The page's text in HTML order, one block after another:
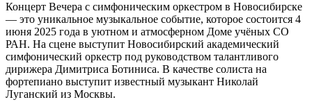
Концерт Вечера с симфоническим оркестром в Новосибирске
— это уникальное музыкальное событие, которое состоится 4
июня 2025 года в уютном и атмосферном Доме учёных СО
РАН. На сцене выступит Новосибирский академический
симфонический оркестр под руководством талантливого
дирижера Димитриса Ботиниса. В качестве солиста на
фортепиано выступит известный музыкант Николай
Луганский из Москвы.